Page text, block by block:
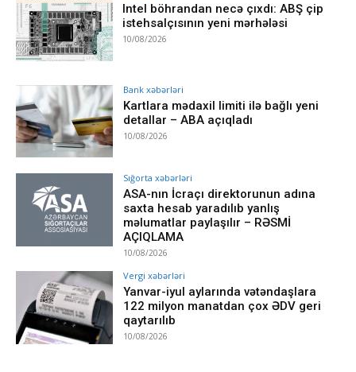
Intel böhrandan necə çıxdı: ABŞ çip
istehsalçısının yeni mərhələsi
10/08/2026
Bank xəbərləri
Kartlara mədaxil limiti ilə bağlı yeni
detallar – ABA açıqladı
10/08/2026
Sığorta xəbərləri
ASA-nın İcraçı direktorunun adına
saxta hesab yaradılıb yanlış
məlumatlar paylaşılır – RƏSMİ
AÇIQLAMA
10/08/2026
Vergi xəbərləri
Yanvar-iyul aylarında vətəndaşlara
122 milyon manatdan çox ƏDV geri
qaytarılıb
10/08/2026